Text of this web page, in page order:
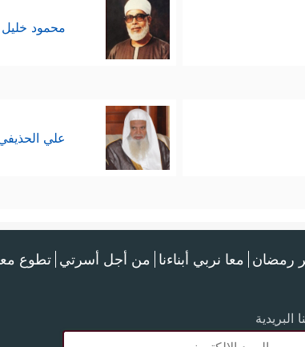
محمود
علي
رمضان معا نربي أبناءنا من أجل أسرتي تطوع